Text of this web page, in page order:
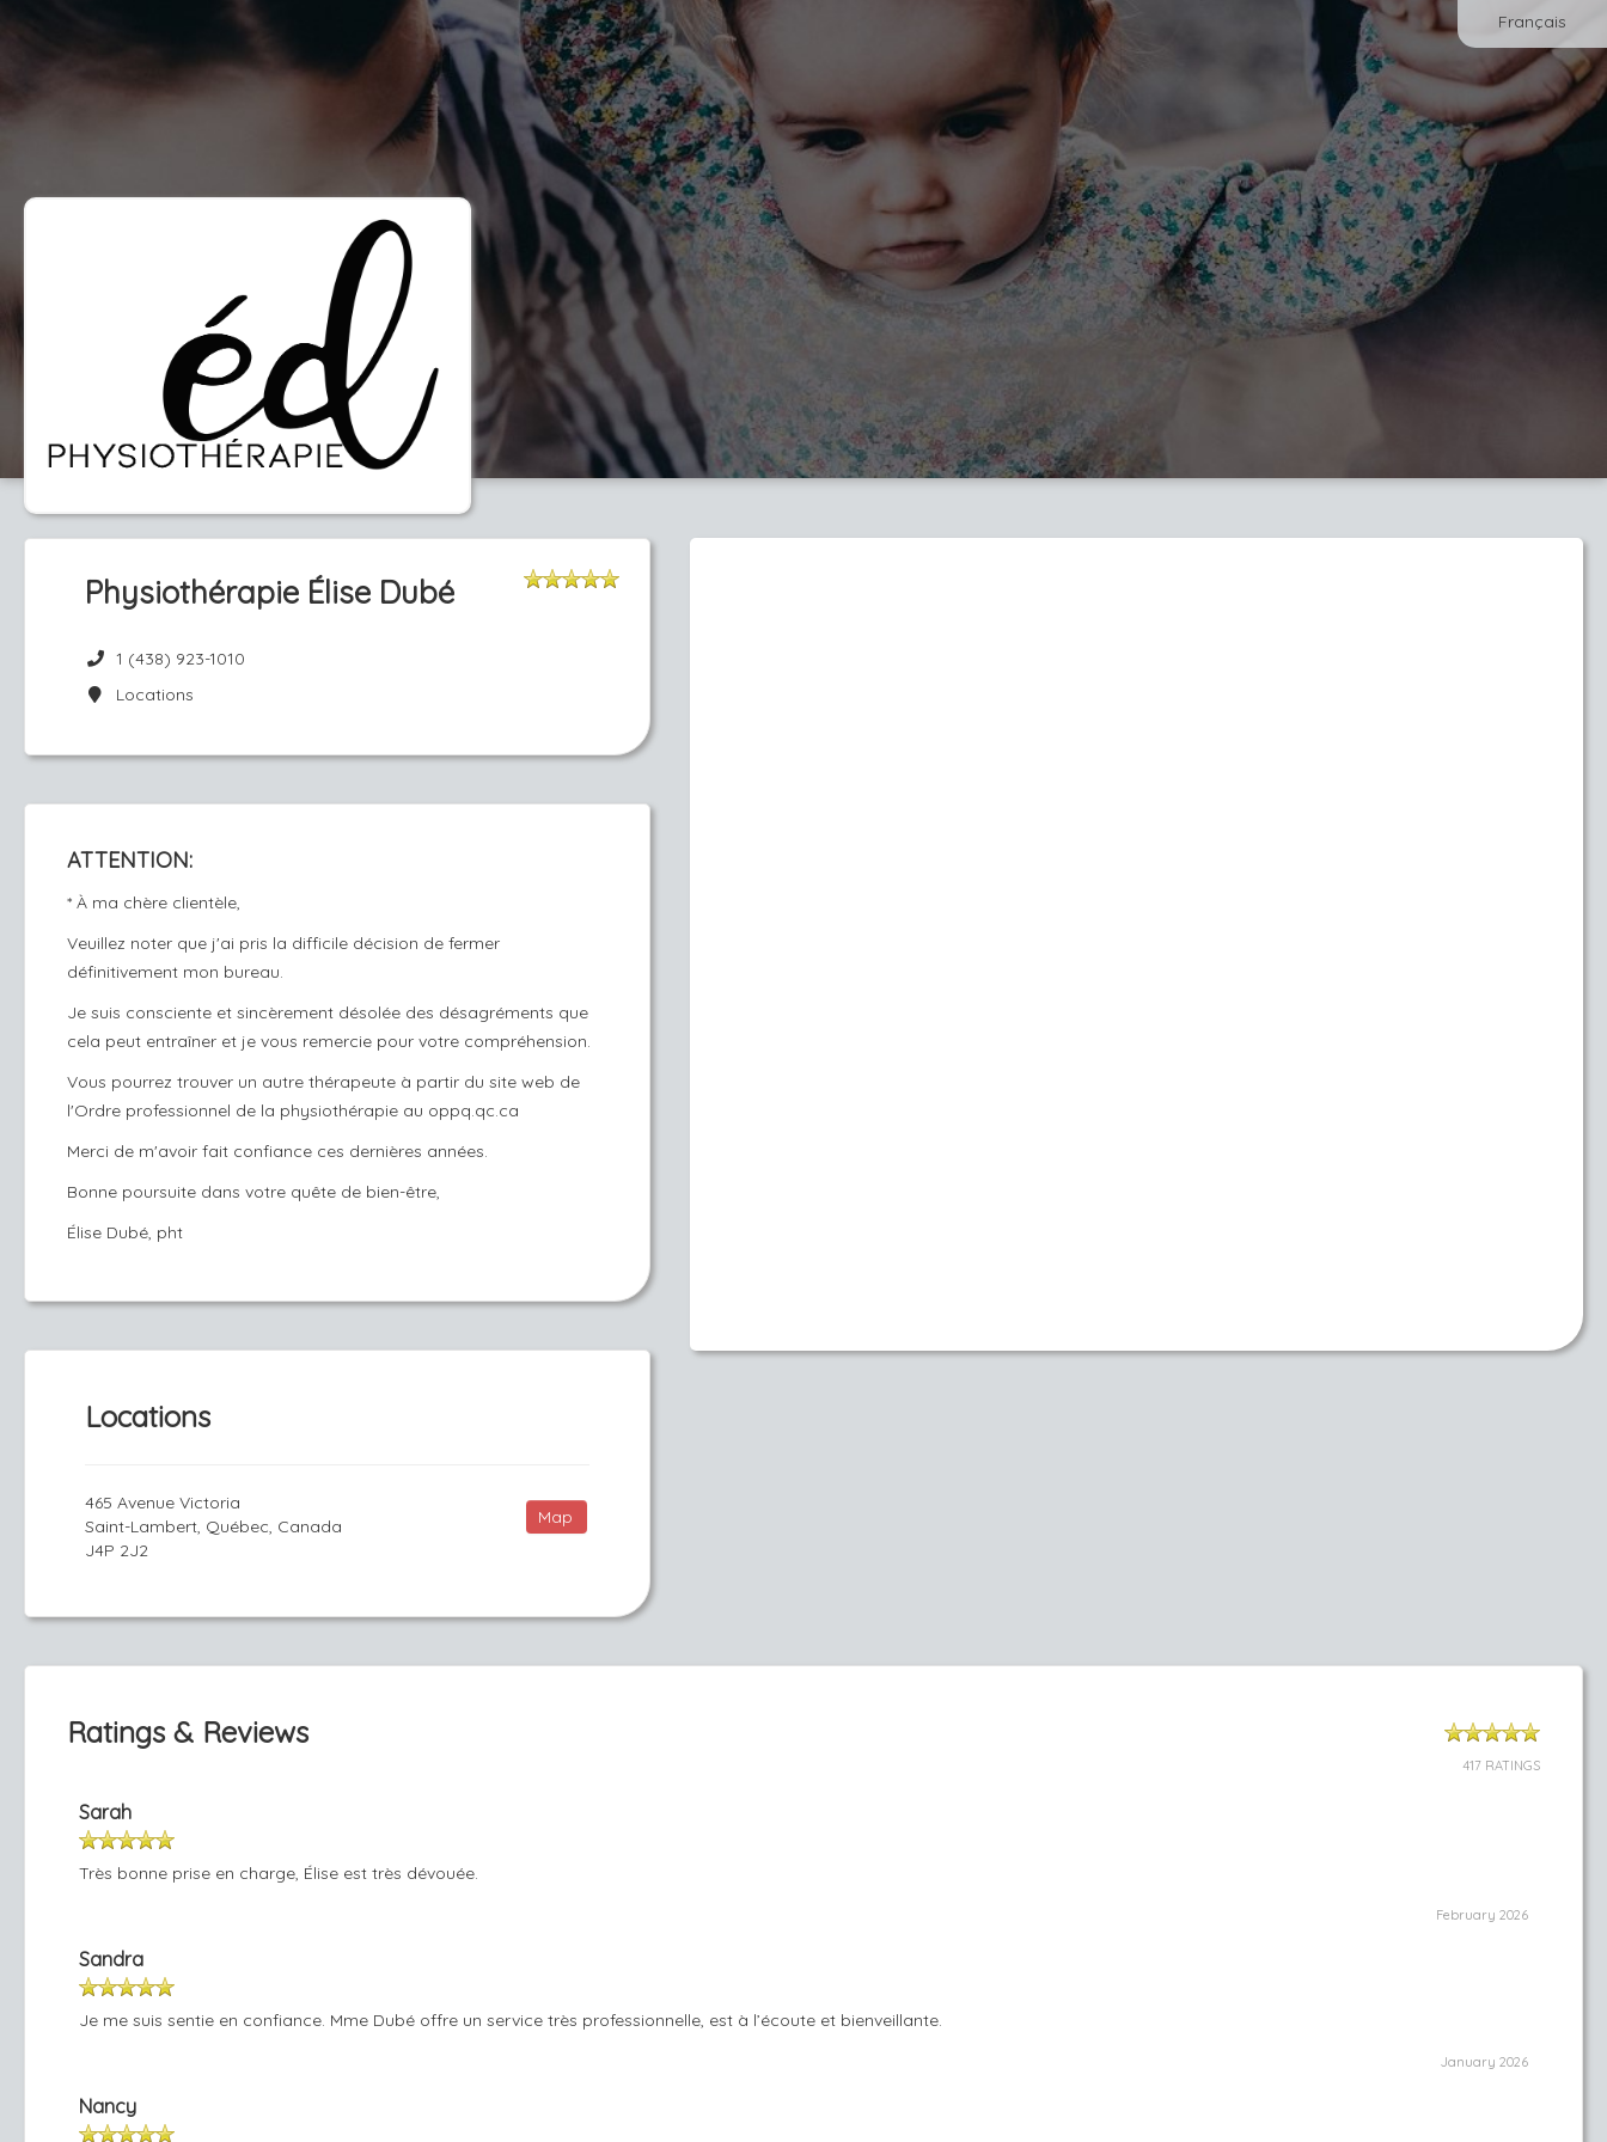
Français
Physiothérapie Élise Dubé
1 (438) 923-1010
Locations
ATTENTION:
* À ma chère clientèle,
Veuillez noter que j'ai pris la difficile décision de fermer
définitivement mon bureau.
Je suis consciente et sincèrement désolée des désagréments que
cela peut entraîner et je vous remercie pour votre compréhension.
Vous pourrez trouver un autre thérapeute à partir du site web de
l'Ordre professionnel de la physiothérapie au oppq.qc.ca
Merci de m'avoir fait confiance ces dernières années.
Bonne poursuite dans votre quête de bien-être,
Élise Dubé, pht
Locations
465 Avenue Victoria
Saint-Lambert, Québec, Canada
J4P 2J2
Map
Ratings & Reviews
417 RATINGS
Sarah
Très bonne prise en charge, Élise est très dévouée.
February 2026
Sandra
Je me suis sentie en confiance. Mme Dubé offre un service très professionnelle, est à l’écoute et bienveillante.
January 2026
Nancy